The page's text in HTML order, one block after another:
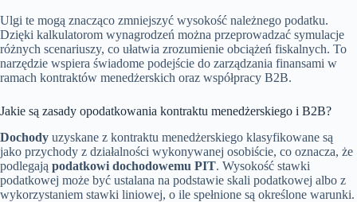
Ulgi te mogą znacząco zmniejszyć wysokość należnego podatku.
Dzięki kalkulatorom wynagrodzeń można przeprowadzać symulacje
różnych scenariuszy, co ułatwia zrozumienie obciążeń fiskalnych. To
narzędzie wspiera świadome podejście do zarządzania finansami w
ramach kontraktów menedżerskich oraz współpracy B2B.
Jakie są zasady opodatkowania kontraktu menedżerskiego i B2B?
Dochody uzyskane z kontraktu menedżerskiego klasyfikowane są
jako przychody z działalności wykonywanej osobiście, co oznacza, że
podlegają podatkowi dochodowemu PIT. Wysokość stawki
podatkowej może być ustalana na podstawie skali podatkowej albo z
wykorzystaniem stawki liniowej, o ile spełnione są określone warunki.